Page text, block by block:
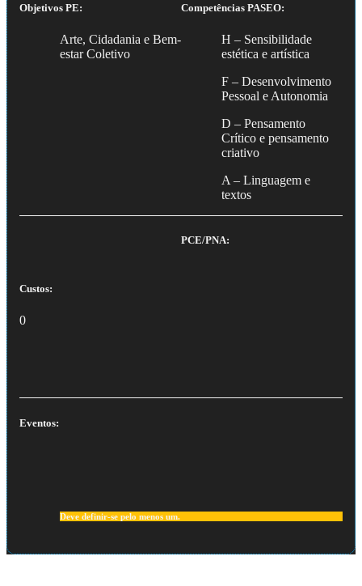
Objetivos PE:
Arte, Cidadania e Bem-
estar Coletivo
Competências PASEO:
H – Sensibilidade
estética e artística
F – Desenvolvimento
Pessoal e Autonomia
D – Pensamento
Crítico e pensamento
criativo
A – Linguagem e
textos
Custos:
0
PCE/PNA:
Eventos:
Deve definir-se pelo menos um.